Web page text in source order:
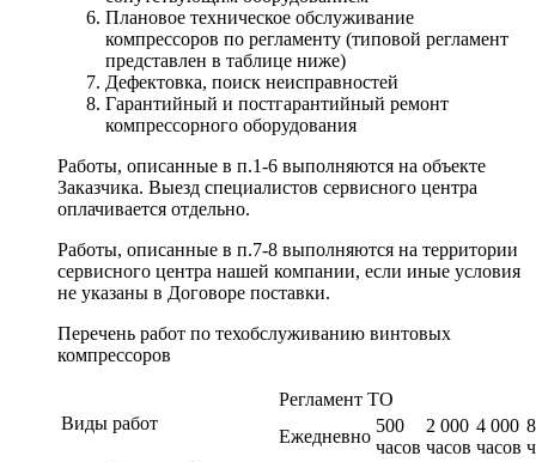
Плановое техническое обслуживание
компрессоров по регламенту (типовой регламент
представлен в таблице ниже)
Дефектовка, поиск неисправностей
Гарантийный и постгарантийный ремонт
компрессорного оборудования
Работы, описанные в п.1-6 выполняются на объекте
Заказчика. Выезд специалистов сервисного центра
оплачивается отдельно.
Работы, описанные в п.7-8 выполняются на территории
сервисного центра нашей компании, если иные условия
не указаны в Договоре поставки.
Перечень работ по техобслуживанию винтовых
компрессоров
Виды работ
Регламент ТО
Ежедневно
500
часов
2 000
часов
4 000
часов